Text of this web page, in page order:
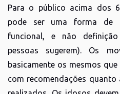
Para o público acima dos
pode ser uma forma de
funcional, e não
pessoas sugerem). Os
basicamente os mesmos
com recomendações